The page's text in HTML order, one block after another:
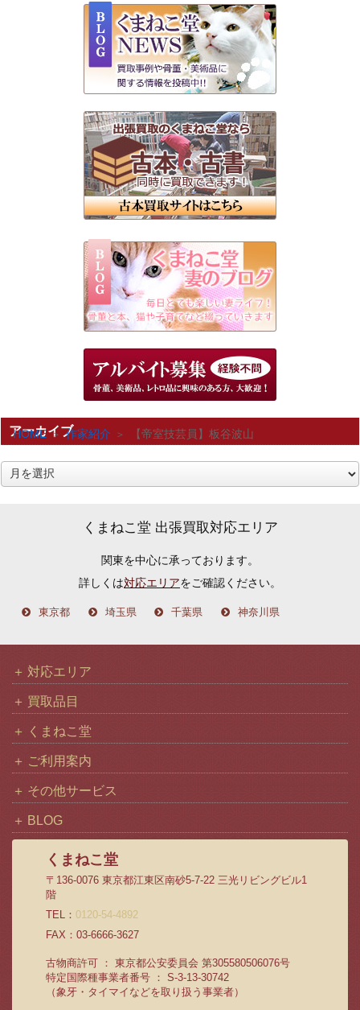
HOME 作家紹介 【帝室技芸員】板谷波山
アーカイブ
くまねこ堂 出張買取対応エリア
関東を中心に承っております。
詳しくは対応エリアをご確認ください。
東京都 埼玉県 千葉県 神奈川県
対応エリア
買取品目
くまねこ堂
ご利用案内
その他サービス
BLOG
くまねこ堂
〒136-0076 東京都江東区南砂5-7-22 三光リビングビル1
階
TEL： 0120-54-4892
FAX：03-6666-3627
古物商許可 ： 東京都公安委員会 第305580506076号
特定国際種事業者番号 ： S-3-13-30742
（象牙・タイマイなどを取り扱う事業者）